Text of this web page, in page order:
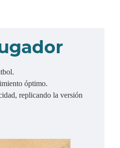
óptimo.
replicando la versión